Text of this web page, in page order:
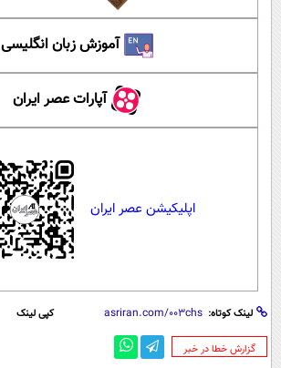
آموزش زبان انگلیسی
آپارات عصر ایران
اپلیکیشن عصر ایران
لینک کوتاه: کپی لینک
‌گزارش خطا در خبر